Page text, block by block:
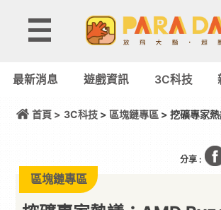
最新消息 遊戲資訊 3C科技
首頁 > 3C科技> 區塊鏈專區> 挖礦專家
分享 :
區塊鏈專區